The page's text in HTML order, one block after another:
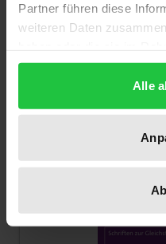
Partner führen diese
weiteren Daten
gesammelt haben.
Alle
Nomos, 1. Auflage
34,00 €
Zur Auswahl